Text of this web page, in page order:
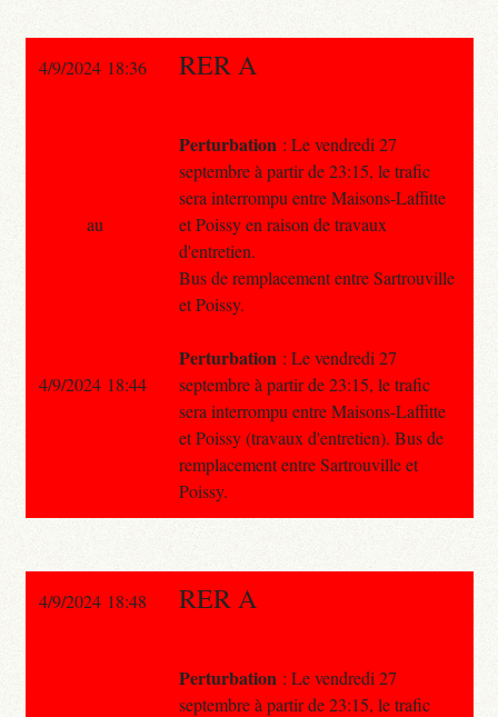
4/9/2024 18:36 RER A
Perturbation : Le vendredi 27
septembre à partir de 23:15, le trafic
sera interrompu entre Maisons-Laffitte
et Poissy en raison de travaux
d'entretien.
Bus de remplacement entre Sartrouville
et Poissy.
Perturbation : Le vendredi 27
septembre à partir de 23:15, le trafic
sera interrompu entre Maisons-Laffitte
et Poissy (travaux d'entretien). Bus de
remplacement entre Sartrouville et
Poissy.
au
4/9/2024 18:44
4/9/2024 18:48 RER A
Perturbation : Le vendredi 27
septembre à partir de 23:15, le trafic